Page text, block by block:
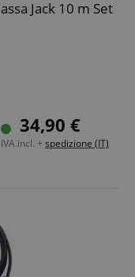
Jack 10 m Set
34,90 €
IVA.incl. + spedizione (IT)